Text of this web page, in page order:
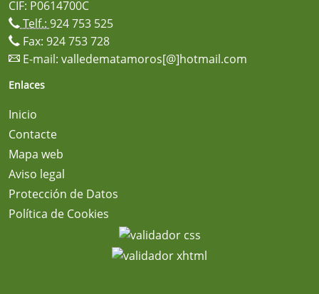
CIF: P0614700C
Telf.: 924 753 525
Fax: 924 753 728
E-mail: valledematamoros[@]hotmail.com
Enlaces
Inicio
Contacte
Mapa web
Aviso legal
Protección de Datos
Política de Cookies